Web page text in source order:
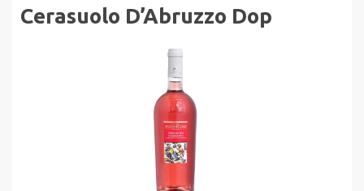
Cerasuolo D’Abruzzo Dop